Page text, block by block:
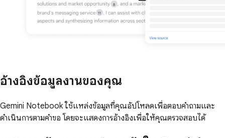
อ้างอิงข้อมูลงานของคุณ
Gemini Notebook ใช้แหล่งข้อมูลที่คุณอัปโหลดเพื่อตอบคำถามและ
ดำเนินการตามคำขอ โดยจะแสดงการอ้างอิงเพื่อให้คุณตรวจสอบได้